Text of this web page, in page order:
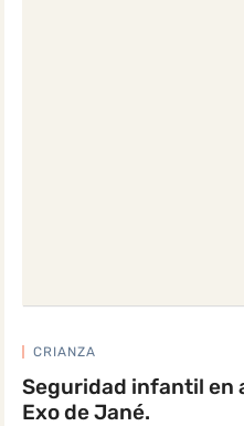
CRIANZA
Seguridad infantil en
Exo de Jané.